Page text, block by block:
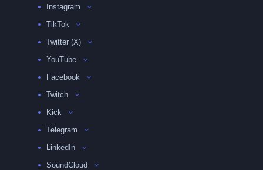
Instagram
TikTok
Twitter (X)
YouTube
Facebook
Twitch
Kick
Telegram
LinkedIn
SoundCloud